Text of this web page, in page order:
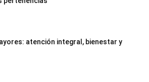
atención integral, bienestar y